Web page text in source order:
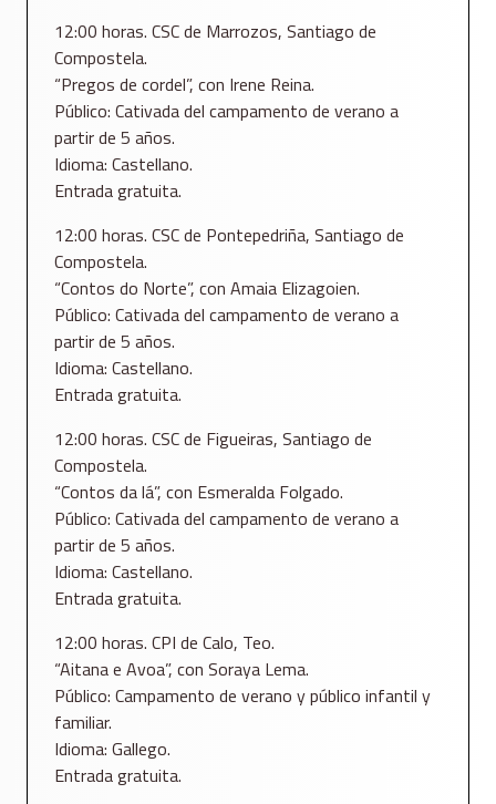
12:00 horas. CSC de Marrozos, Santiago de
Compostela.
“Pregos de cordel”, con Irene Reina.
Público: Cativada del campamento de verano a
partir de 5 años.
Idioma: Castellano.
Entrada gratuita.
12:00 horas. CSC de Pontepedriña, Santiago de
Compostela.
“Contos do Norte”, con Amaia Elizagoien.
Público: Cativada del campamento de verano a
partir de 5 años.
Idioma: Castellano.
Entrada gratuita.
12:00 horas. CSC de Figueiras, Santiago de
Compostela.
“Contos da lá”, con Esmeralda Folgado.
Público: Cativada del campamento de verano a
partir de 5 años.
Idioma: Castellano.
Entrada gratuita.
12:00 horas. CPI de Calo, Teo.
“Aitana e Avoa”, con Soraya Lema.
Público: Campamento de verano y público infantil y
familiar.
Idioma: Gallego.
Entrada gratuita.